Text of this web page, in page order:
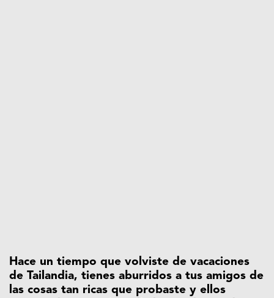
Hace un tiempo que volviste de vacaciones
de Tailandia, tienes aburridos a tus amigos de
las cosas tan ricas que probaste y ellos